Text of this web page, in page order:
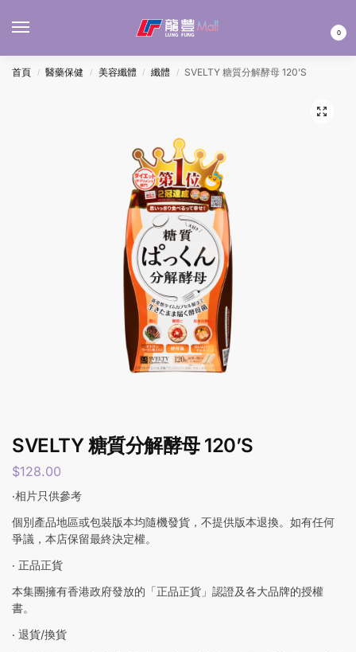
0
首頁 / 醫藥保健 / 美容纖體 / 纖體 / SVELTY 糖質分解酵母 120’S
SVELTY 糖質分解酵母 120’S
$128.00
‧相片只供參考
個別產品地區或包裝版本均隨機發貨，不提供版本退換。如有任何
爭議，本店保留最終決定權。
‧ 正品正貨
本集團擁有香港政府發放的「正品正貨」認證及各大品牌的授權
書。
‧ 退貨/換貨